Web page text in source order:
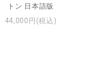
トン 日本語版
44,000円(税込)